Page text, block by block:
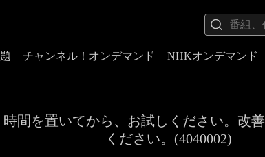
チャンネル！オンデマンド NHKオンデマンド
間を置いてから、お試しください。改
ください。(4040002)